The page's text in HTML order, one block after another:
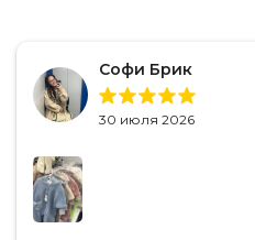
Софи Брик
30 июля 2026